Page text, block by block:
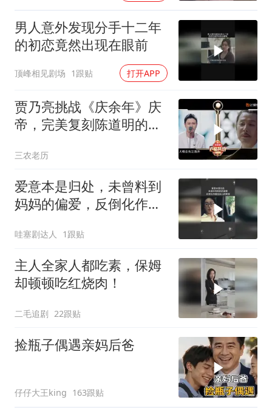
男人意外发现分手十二年
的初恋竟然出现在眼前
顶峰相见剧场 1跟贴 打开APP
贾乃亮挑战《庆余年》庆
帝，完美复刻陈道明的台
现
三农老历
爱意本是归处，未曾料到
妈妈的偏爱，反倒化作困
哇塞剧达人 1跟贴
主人全家人都吃素，保姆
却顿顿吃红烧肉！
二毛追剧 22跟贴
捡瓶子偶遇亲妈后爸
仔仔大王king 163跟贴